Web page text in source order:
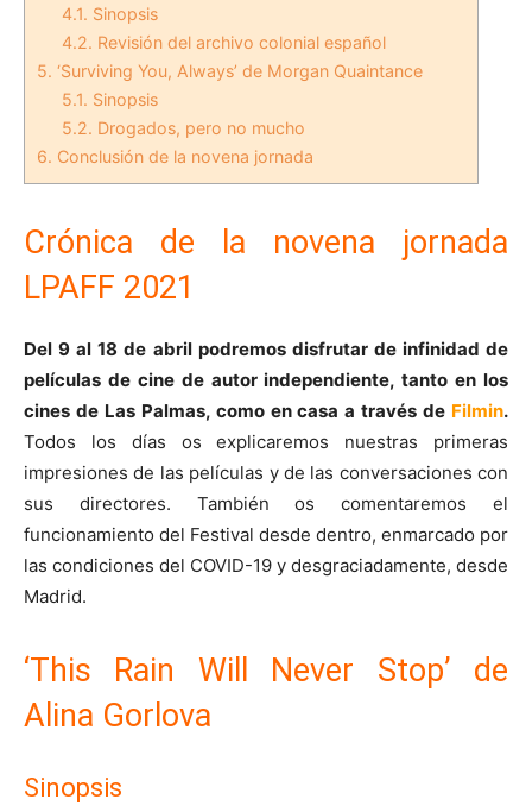
4.1. Sinopsis
4.2. Revisión del archivo colonial español
5. ‘Surviving You, Always’ de Morgan Quaintance
5.1. Sinopsis
5.2. Drogados, pero no mucho
6. Conclusión de la novena jornada
Crónica de la novena jornada
LPAFF 2021
Del 9 al 18 de abril podremos disfrutar de infinidad de
películas de cine de autor independiente, tanto en los
cines de Las Palmas, como en casa a través de Filmin.
Todos los días os explicaremos nuestras primeras
impresiones de las películas y de las conversaciones con
sus directores. También os comentaremos el
funcionamiento del Festival desde dentro, enmarcado por
las condiciones del COVID-19 y desgraciadamente, desde
Madrid.
‘This Rain Will Never Stop’ de
Alina Gorlova
Sinopsis